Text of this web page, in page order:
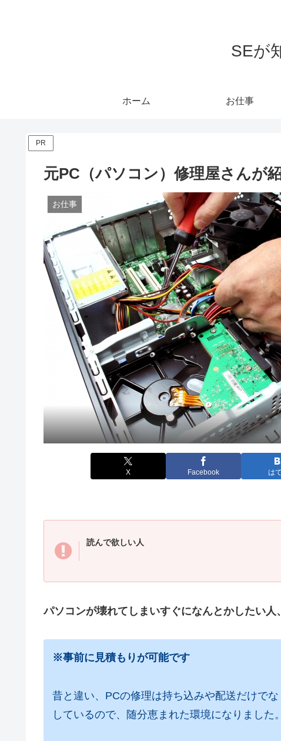
SEが
ホーム お仕事
PR
元PC（パソコン）修理屋さんが
お仕事
X Facebook は
読んで欲しい人
パソコンが壊れてしまいすぐになんとかしたい人
※事前に見積もりが可能です
昔と違い、PCの修理は持ち込みや配送だけで
しているので、随分恵まれた環境になりました。